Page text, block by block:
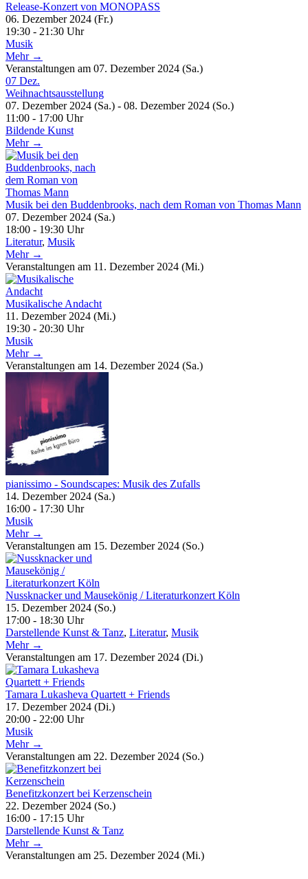
Release-Konzert von MONOPASS
06. Dezember 2024 (Fr.)
19:30 - 21:30 Uhr
Musik
Mehr →
Veranstaltungen am 07. Dezember 2024 (Sa.)
07 Dez.
Weihnachtsausstellung
07. Dezember 2024 (Sa.) - 08. Dezember 2024 (So.)
11:00 - 17:00 Uhr
Bildende Kunst
Mehr →
Musik bei den Buddenbrooks, nach dem Roman von Thomas Mann
07. Dezember 2024 (Sa.)
18:00 - 19:30 Uhr
Literatur, Musik
Mehr →
Veranstaltungen am 11. Dezember 2024 (Mi.)
Musikalische Andacht
11. Dezember 2024 (Mi.)
19:30 - 20:30 Uhr
Musik
Mehr →
Veranstaltungen am 14. Dezember 2024 (Sa.)
pianissimo - Soundscapes: Musik des Zufalls
14. Dezember 2024 (Sa.)
16:00 - 17:30 Uhr
Musik
Mehr →
Veranstaltungen am 15. Dezember 2024 (So.)
Nussknacker und Mausekönig / Literaturkonzert Köln
15. Dezember 2024 (So.)
17:00 - 18:30 Uhr
Darstellende Kunst & Tanz, Literatur, Musik
Mehr →
Veranstaltungen am 17. Dezember 2024 (Di.)
Tamara Lukasheva Quartett + Friends
17. Dezember 2024 (Di.)
20:00 - 22:00 Uhr
Musik
Mehr →
Veranstaltungen am 22. Dezember 2024 (So.)
Benefitzkonzert bei Kerzenschein
22. Dezember 2024 (So.)
16:00 - 17:15 Uhr
Darstellende Kunst & Tanz
Mehr →
Veranstaltungen am 25. Dezember 2024 (Mi.)